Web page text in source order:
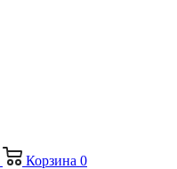
Корзина 0